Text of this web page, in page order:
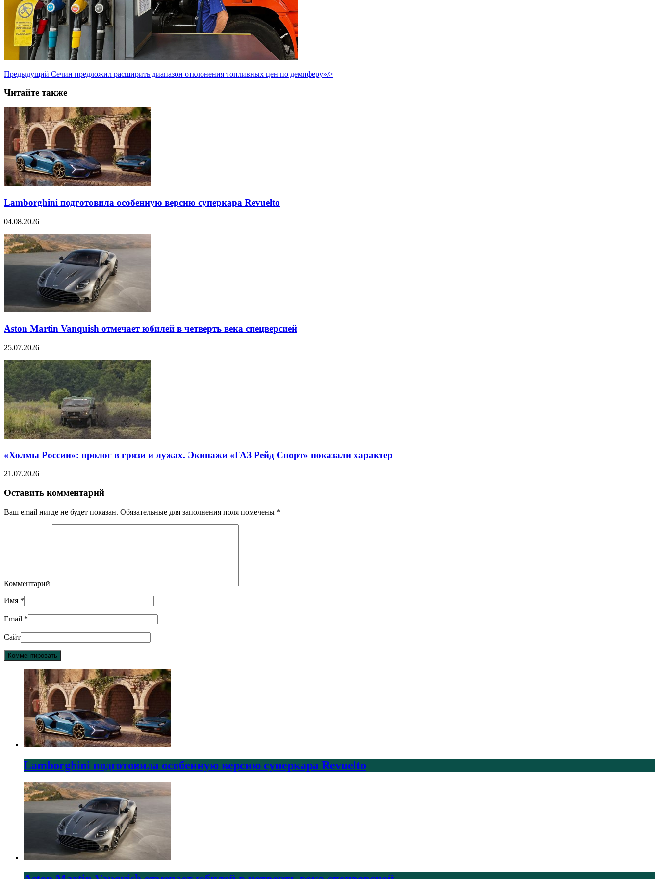
Предыдущий Сечин предложил расширить диапазон отклонения топливных цен по демпферу»/>
Читайте также
Lamborghini подготовила особенную версию суперкара Revuelto
04.08.2026
Aston Martin Vanquish отмечает юбилей в четверть века спецверсией
25.07.2026
«Холмы России»: пролог в грязи и лужах. Экипажи «ГАЗ Рейд Спорт» показали характер
21.07.2026
Оставить комментарий
Ваш email нигде не будет показан. Обязательные для заполнения поля помечены *
Комментарий
Имя *
Email *
Сайт
Lamborghini подготовила особенную версию суперкара Revuelto